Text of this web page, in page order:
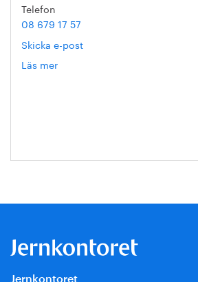
Telefon
08 679 17 57
Skicka e-post
Läs mer
Jernkontoret